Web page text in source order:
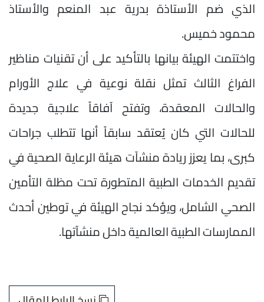
الذي ضم الأستاذة بدرية عبد المنعم والأستاذ
محمود خميس.
واختتمت الهيئة بيانها بالتأكيد على أن تقنيات مناظير
الفراغ الثالث تمثل نقلة نوعية في علاج الأورام
والحالات المعقدة، وتفتح آفاقاً علاجية جديدة
للحالات التي كان يُعتقد سابقاً أنها تتطلب جراحات
كبرى، بما يعزز ريادة منشآت هيئة الرعاية الصحية في
تقديم الخدمات الطبية المتطورة تحت مظلة التأمين
الصحي الشامل، ويؤكد نجاح الهيئة في توطين أحدث
الممارسات الطبية العالمية داخل منشآتها.